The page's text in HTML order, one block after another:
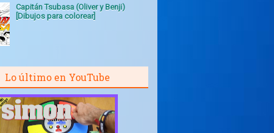
Capitán Tsubasa (Oliver y Benji)
[Dibujos para colorear]
Lo último en YouTube